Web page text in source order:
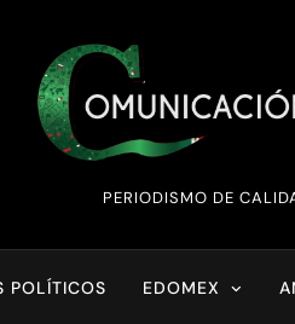
PERIODISMO DE
POLÍTICOS EDOMEX